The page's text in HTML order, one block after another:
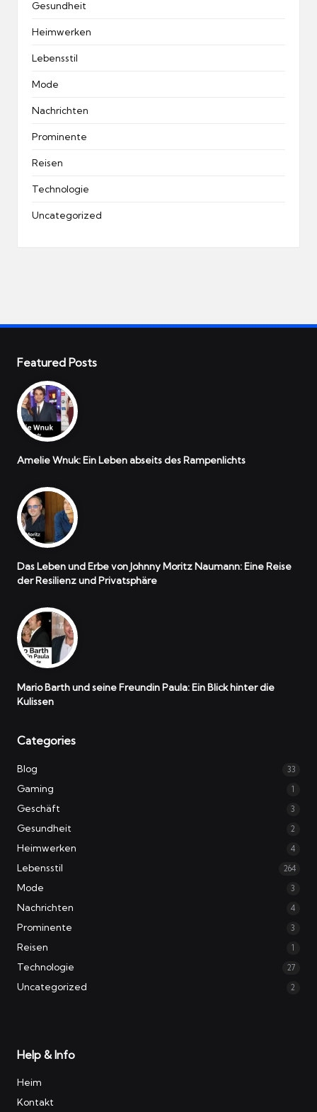
Gesundheit
Heimwerken
Lebensstil
Mode
Nachrichten
Prominente
Reisen
Technologie
Uncategorized
Featured Posts
Amelie Wnuk: Ein Leben abseits des Rampenlichts
Das Leben und Erbe von Johnny Moritz Naumann: Eine Reise
der Resilienz und Privatsphäre
Mario Barth und seine Freundin Paula: Ein Blick hinter die
Kulissen
Categories
Blog 33
Gaming 1
Geschäft 3
Gesundheit 2
Heimwerken 4
Lebensstil 264
Mode 3
Nachrichten 4
Prominente 3
Reisen 1
Technologie 27
Uncategorized 2
Help & Info
Heim
Kontakt